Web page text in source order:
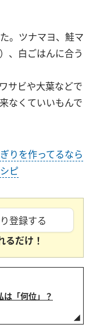
。ツナマヨ、鮭マ
、白ごはんに合う
サビや大葉などで
なくていいもんで
りを作ってるなら
ピ
登録する
るだけ！
「何位」？